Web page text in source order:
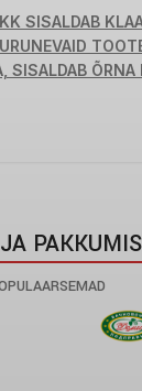
SISALDAB
SISALDAB